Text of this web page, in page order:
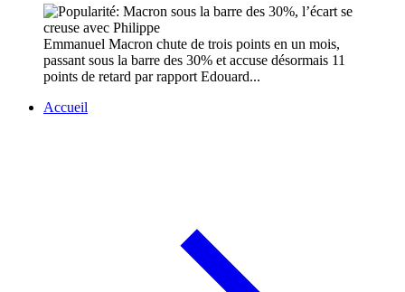
Emmanuel Macron chute de trois points en un mois,
passant sous la barre des 30% et accuse désormais 11
points de retard par rapport Edouard...
Accueil